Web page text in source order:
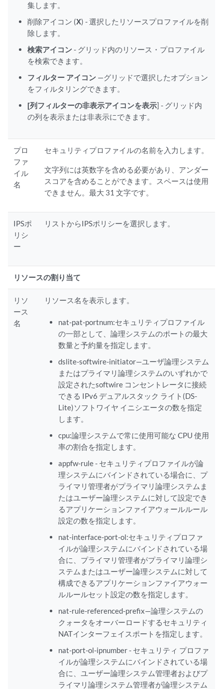
集します。
削除アイコン (X) - 選択したリソースプロファイルを削
除します。
検索アイコン- グリッド内のリソース・プロファイル
を検索できます。
フィルター アイコン —グリッドで選択したオプション
をフィルタリングできます。
[列フィルターの非表示アイコンを表示] - グリッド内
の列を表示または非表示にできます。
プロ
ファ
イル
名
セキュリティプロファイルの名前を入力します。
文字列には英数字を含める必要があり、アンダー
スコアを含めることができます。スペースは使用
できません。最大 31 文字です。
IPSポ
リシ
ー
リストからIPSポリシーを選択します。
リソースの割り当て
リソ
ース
名
リソース名を表示します。
nat-pat-portnum:セキュリティプロファイル
の一部として、論理システムのポートの最大
数量と予約量を指定します。
dslite-softwire-initiator—ユーザ論理システム
またはプライマリ論理システムのいずれかで
設定されたsoftwire コンセントレータに接続
できる IPv6 デュアルスタック ライト(DS-
Lite)ソフトワイヤ イニシエータの数を指定
します。
cpu:論理システムで常に使用可能な CPU 使用
率の割合を指定します。
appfw-rule - セキュリティプロファイルが論
理システムにバインドされている場合に、プ
ライマリ管理者がプライマリ論理システムま
たはユーザー論理システムに対して設定でき
るアプリケーションファイアウォールルール
設定の数を指定します。
nat-interface-port-ol:セキュリティプロファ
イルが論理システムにバインドされている場
合に、プライマリ管理者がプライマリ論理シ
ステムまたはユーザー論理システムに対して
構成できるアプリケーションファイアウォー
ルルールセット設定の数を指定します。
nat-rule-referenced-prefix—論理システムの
クォータをオーバーロードするセキュリティ
NATインターフェイスポートを指定します。
nat-port-ol-ipnumber - セキュリティ プロファ
イルが論理システムにバインドされている場
合に、ユーザー論理システム管理者およびプ
ライマリ論理システム管理者が論理システム